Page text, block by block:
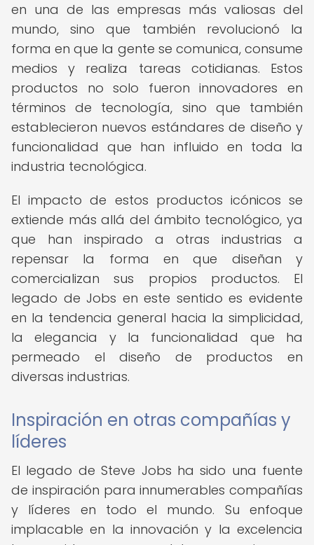
en una de las empresas más valiosas del
mundo, sino que también revolucionó la
forma en que la gente se comunica, consume
medios y realiza tareas cotidianas. Estos
productos no solo fueron innovadores en
términos de tecnología, sino que también
establecieron nuevos estándares de diseño y
funcionalidad que han influido en toda la
industria tecnológica.
El impacto de estos productos icónicos se
extiende más allá del ámbito tecnológico, ya
que han inspirado a otras industrias a
repensar la forma en que diseñan y
comercializan sus propios productos. El
legado de Jobs en este sentido es evidente
en la tendencia general hacia la simplicidad,
la elegancia y la funcionalidad que ha
permeado el diseño de productos en
diversas industrias.
Inspiración en otras compañías y
líderes
El legado de Steve Jobs ha sido una fuente
de inspiración para innumerables compañías
y líderes en todo el mundo. Su enfoque
implacable en la innovación y la excelencia